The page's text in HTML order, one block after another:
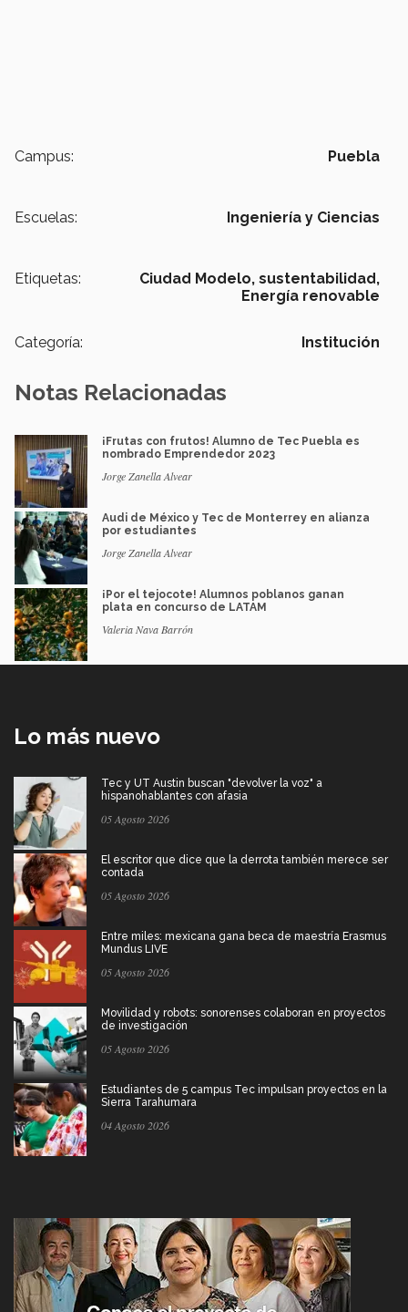
Campus: Puebla
Escuelas: Ingeniería y Ciencias
Etiquetas: Ciudad Modelo, sustentabilidad,
Energía renovable
Categoría: Institución
Notas Relacionadas
¡Frutas con frutos! Alumno de Tec Puebla es
nombrado Emprendedor 2023
Jorge Zanella Alvear
Audi de México y Tec de Monterrey en alianza
por estudiantes
Jorge Zanella Alvear
¡Por el tejocote! Alumnos poblanos ganan
plata en concurso de LATAM
Valeria Nava Barrón
Lo más nuevo
Tec y UT Austin buscan "devolver la voz" a
hispanohablantes con afasia
05 Agosto 2026
El escritor que dice que la derrota también merece ser
contada
05 Agosto 2026
Entre miles: mexicana gana beca de maestría Erasmus
Mundus LIVE
05 Agosto 2026
Movilidad y robots: sonorenses colaboran en proyectos
de investigación
05 Agosto 2026
Estudiantes de 5 campus Tec impulsan proyectos en la
Sierra Tarahumara
04 Agosto 2026